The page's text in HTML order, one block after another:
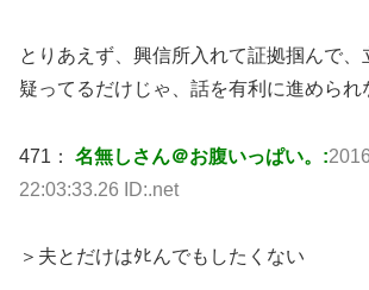
とりあえず、興信所入れて証拠掴んで、
疑ってるだけじゃ、話を有利に進められ
471： 名無しさん＠お腹いっぱい。:
22:03:33.26 ID:.net
＞夫とだけはﾀﾋんでもしたくない